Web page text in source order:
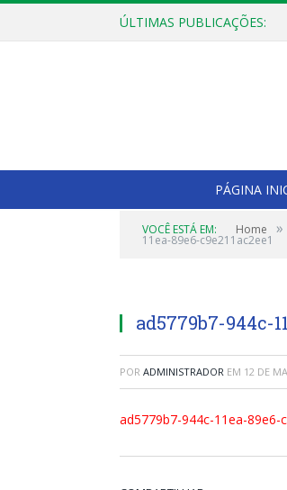
ÚLTIMAS PUBLICAÇÕES:
PÁGINA
VOCÊ ESTÁ EM: Home »
11ea-89e6-c9e211ac2ee1
ad5779b7-944c-
POR ADMINISTRADOR EM 12 DE
ad5779b7-944c-11ea-89e6-